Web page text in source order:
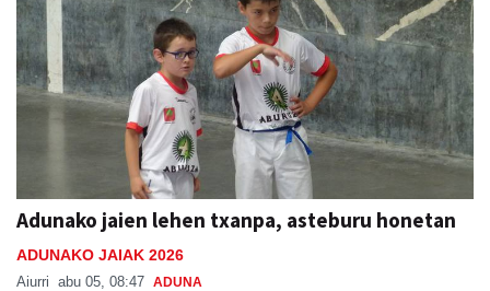
Adunako jaien lehen txanpa, asteburu honetan
ADUNAKO JAIAK 2026
Aiurri abu 05, 08:47 ADUNA